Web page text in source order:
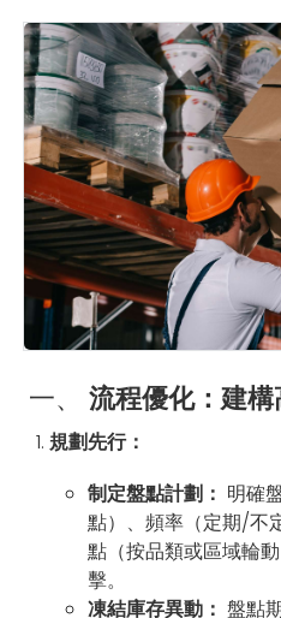
一、 流程優化：建
規劃先行：
制定盤點計劃： 明確
點）、頻率（定期/不
點（按品類或區域輪
擊。
凍結庫存異動： 盤點